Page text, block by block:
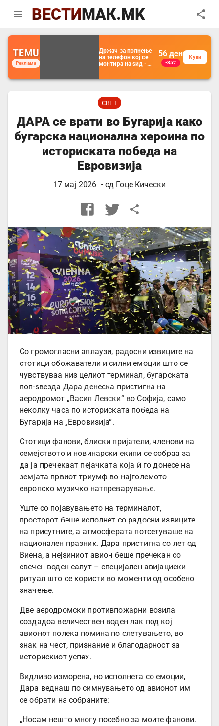
ВЕСТИМАК.MK
TEMU
Реклама
Држач за полнење
на телефон кој се
монтира на ѕид -
организатор за
далечински
управувач
56 ден
-35%
Купи
СВЕТ
ДАРА се врати во Бугарија како
бугарска национална хероина по
историската победа на
Евровизија
17 мај 2026 • од Гоце Кически
Со громогласни аплаузи, радосни извиците на
стотици обожаватели и силни емоции што се
чувствуваа низ целиот терминал, бугарската
поп-ѕвезда Дара денеска пристигна на
аеродромот „Васил Левски“ во Софија, само
неколку часа по историската победа на
Бугарија на „Евровизија“.
Стотици фанови, блиски пријатели, членови на
семејството и новинарски екипи се собраа за
да ја пречекаат пејачката која ѝ го донесе на
земјата првиот триумф во најголемото
европско музичко натпреварување.
Уште со појавувањето на терминалот,
просторот беше исполнет со радосни извиците
на присутните, а атмосферата потсетуваше на
национален празник. Дара пристигна со лет од
Виена, а нејзиниот авион беше пречекан со
свечен воден салут – специјален авијациски
ритуал што се користи во моменти од особено
значење.
Две аеродромски противпожарни возила
создадоа величествен воден лак под кој
авионот полека помина по слетувањето, во
знак на чест, признание и благодарност за
историскиот успех.
Видливо изморена, но исполнета со емоции,
Дара веднаш по симнувањето од авионот им
се обрати на собраните:
„Носам нешто многу посебно за моите фанови.